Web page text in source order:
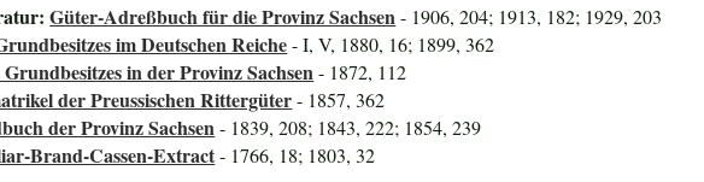
Güter-Adreßbuch für die Provinz Sachsen- 1906, 204; 1913, 182; 1929, 203
im Deutschen Reiche- I, V, 1880, 16; 1899, 362
in der Provinz Sachsen- 1872, 112
der Preussischen Rittergüter- 1857, 362
der Provinz Sachsen- 1839, 208; 1843, 222; 1854, 239
Brand-Cassen-Extract- 1766, 18; 1803, 32